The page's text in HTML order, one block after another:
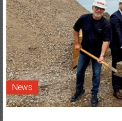
News